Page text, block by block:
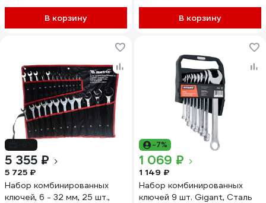
В корзину
5122MP(57309)
В корзину
5 355 ₽
5 725 ₽
Набор комбинированных
ключей, 6 - 32 мм, 25 шт.,
-7%
1 069 ₽
1 149 ₽
Набор комбинированных
ключей 9 шт. Gigant, Сталь